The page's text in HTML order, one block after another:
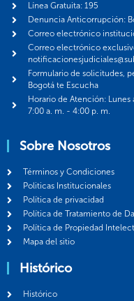
Línea Gratuita: 195
Denuncia Anticorrupción:
Correo electrónico
Correo electrónico
Formulario de solicitudes,
Bogotá te Escucha
Horario de Atención: Lunes
7:00 a. m. - 4:00 p. m.
Sobre Nosotros
Términos y Condiciones
Politicas Institucionales
Política de privacidad
Política de Tratamiento de
Política de Propiedad
Mapa del sitio
Histórico
Histórico